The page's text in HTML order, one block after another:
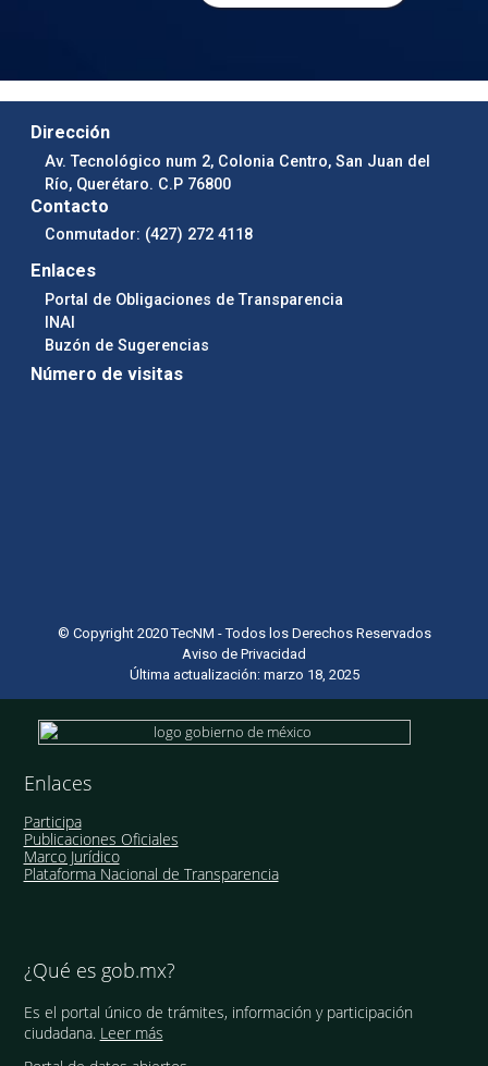
Dirección
Av. Tecnológico num 2, Colonia Centro, San Juan del
Río, Querétaro. C.P 76800
Contacto
Conmutador: (427) 272 4118
Enlaces
Portal de Obligaciones de Transparencia
INAI
Buzón de Sugerencias
Número de visitas
© Copyright 2020 TecNM - Todos los Derechos Reservados
Aviso de Privacidad
Última actualización: marzo 18, 2025
Enlaces
Participa
Publicaciones Oficiales
Marco Jurídico
Plataforma Nacional de Transparencia
¿Qué es gob.mx?
Es el portal único de trámites, información y participación
ciudadana. Leer más